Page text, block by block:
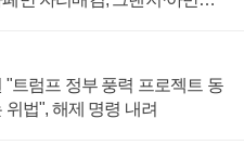
"트럼프 정부 풍력 프로젝트 동
위법", 해제 명령 내려